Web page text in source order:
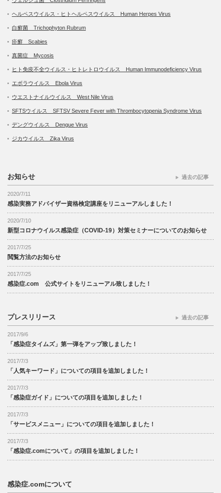
ヘルペスウイルス・ヒトヘルペスウイルス Human Herpes Virus
白癬菌 Trichophyton Rubrum
疥癬 Scabies
真菌症 Mycosis
ヒト免疫不全ウイルス・ヒトレトロウイルス Human Immunodeficiency Virus
エボラウイルス Ebola Virus
ウエストナイルウイルス West Nile Virus
SFTSウイルス SFTSV Severe Fever with Thrombocytopenia Syndrome Virus
デングウイルス Dengue Virus
ジカウイルス Zika Virus
お知らせ
2020/7/11
感染実務アドバイザー資格検定講座をリニューアルしました！
2020/7/10
新型コロナウイルス感染症（COVID-19）対策セミナーについてのお知らせ
2017/7/25
閲覧方法のお知らせ
2017/7/25
感染症.com 公式サイトをリニューアル致しました！
過去の記事
プレスリリース
2017/9/6
「感染症タイムズ」第一弾をアップ致しました！
2017/7/3
「人気キーワード」についての項目を追加しました！
2017/7/3
「感染症ガイド」についての項目を追加しました！
2017/7/3
「サービスメニュー」についての項目を追加しました！
2017/7/3
「感染症.comについて」の項目を追加しました！
過去の記事
感染症.comについて